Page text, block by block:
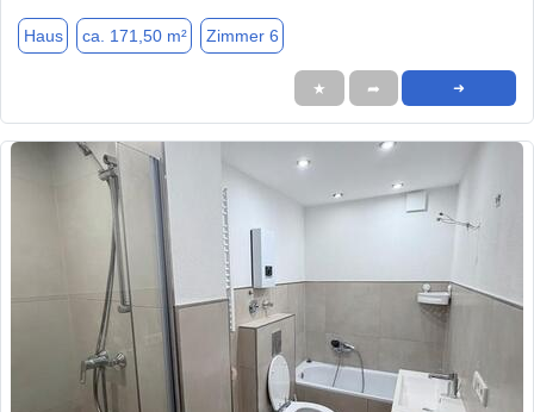
Haus ca. 171,50 m² Zimmer 6
★ ➦ ➜